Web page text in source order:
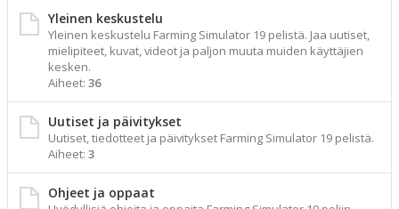
Yleinen keskustelu
Yleinen keskustelu Farming Simulator 19 pelistä. Jaa uutiset,
mielipiteet, kuvat, videot ja paljon muuta muiden käyttäjien
kesken.
Aiheet: 36
Uutiset ja päivitykset
Uutiset, tiedotteet ja päivitykset Farming Simulator 19 pelistä.
Aiheet: 3
Ohjeet ja oppaat